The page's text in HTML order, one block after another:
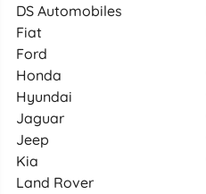
DS Automobiles
Fiat
Ford
Honda
Hyundai
Jaguar
Jeep
Kia
Land Rover